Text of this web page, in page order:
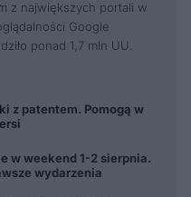
z największych portali w
Google
ponad 1,7 mln UU.
z patentem. Pomogą w
w weekend 1-2 sierpnia.
wydarzenia